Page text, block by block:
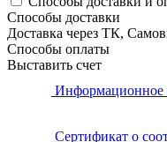
Способы доставки
Доставка через ТК,
Способы оплаты
Выставить счет
Информационное
Сертификат о